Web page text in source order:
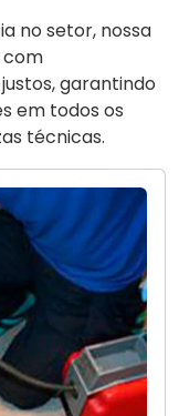
no setor, nossa
com
garantindo
em todos os
técnicas.